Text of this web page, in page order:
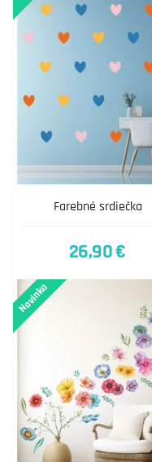
Farebné srdiečka
26,90 €
Novinka